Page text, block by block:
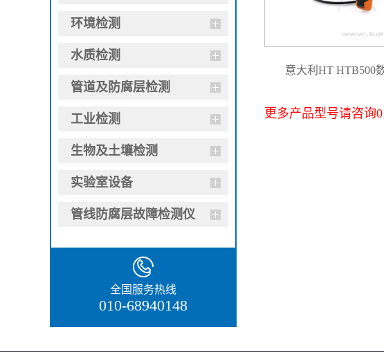
环境检测
水质检测
管道及防腐层检测
工业检测
生物及土壤检测
实验室设备
管线防腐层故障检测仪
全国服务热线
010-68940148
意大利HT HTB500
更多产品型号请咨询